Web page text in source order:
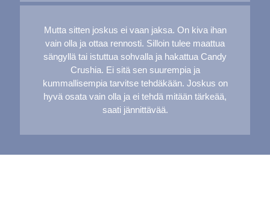
Mutta sitten joskus ei vaan jaksa. On kiva ihan
vain olla ja ottaa rennosti. Silloin tulee maattua
sängyllä tai istuttua sohvalla ja hakattua Candy
Crushia. Ei sitä sen suurempia ja
kummallisempia tarvitse tehdäkään. Joskus on
hyvä osata vain olla ja ei tehdä mitään tärkeää,
saati jännittävää.